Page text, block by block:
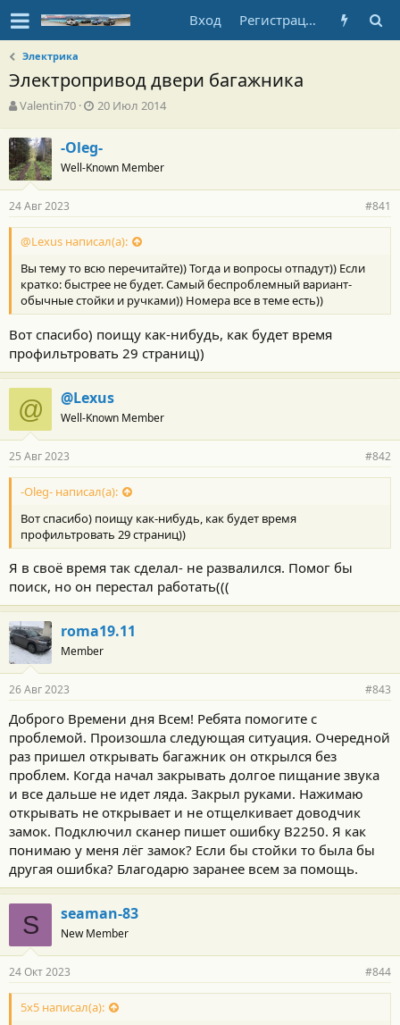
Вход Регистрация
Электрика
Электропривод двери багажника
А
т
о
р
т
е
м
ы
Valentin70
Д
а
н
а
л
а
20 Июл 2014
-Oleg-
Well-Known Member
24 Авг 2023 #841
@Lexus написал(а):
Вы тему то всю перечитайте)) Тогда и вопросы отпадут)) Если
кратко: быстрее не будет. Самый беспроблемный вариант-
обычные стойки и ручками)) Номера все в теме есть))
Вот спасибо) поищу как-нибудь, как будет время
профильтровать 29 страниц))
@ @Lexus
Well-Known Member
25 Авг 2023 #842
-Oleg- написал(а):
Вот спасибо) поищу как-нибудь, как будет время
профильтровать 29 страниц))
Я в своё время так сделал- не развалился. Помог бы
поиск, но он перестал работать(((
roma19.11
Member
26 Авг 2023 #843
Доброго Времени дня Всем! Ребята помогите с
проблемой. Произошла следующая ситуация. Очередной
раз пришел открывать багажник он открылся без
проблем. Когда начал закрывать долгое пищание звука
и все дальше не идет ляда. Закрыл руками. Нажимаю
открывать не открывает и не отщелкивает доводчик
замок. Подключил сканер пишет ошибку B2250. Я как
понимаю у меня лёг замок? Если бы стойки то была бы
другая ошибка? Благодарю заранее всем за помощь.
S seaman-83
New Member
24 Окт 2023 #844
5x5 написал(а):